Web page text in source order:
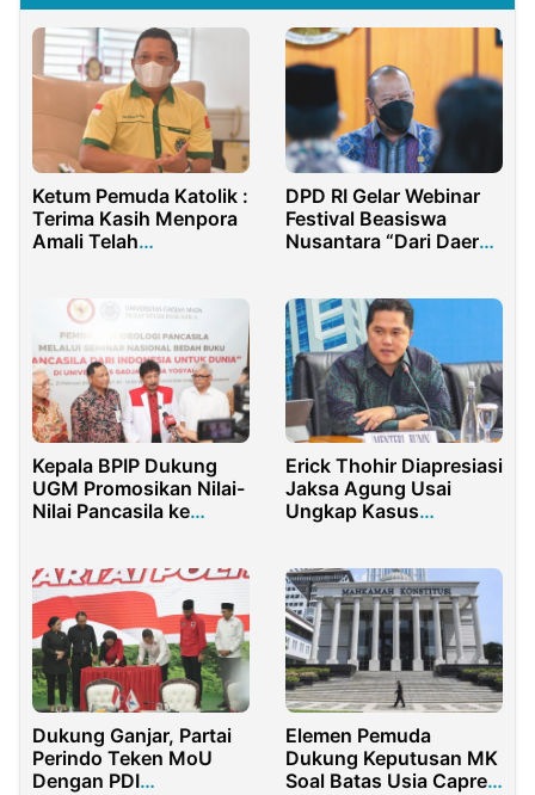
Ketum Pemuda Katolik :
Terima Kasih Menpora
Amali Telah
DPD RI Gelar Webinar
Festival Beasiswa
Nusantara “Dari Daerah
Kepala BPIP Dukung
UGM Promosikan Nilai-
Nilai Pancasila ke
Erick Thohir Diapresiasi
Jaksa Agung Usai
Ungkap Kasus
Dukung Ganjar, Partai
Perindo Teken MoU
Dengan PDI
Elemen Pemuda
Dukung Keputusan MK
Soal Batas Usia Capres